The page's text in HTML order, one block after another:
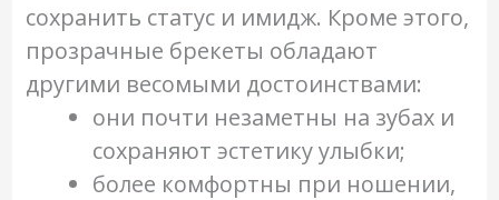
сохранить статус и имидж. Кроме этого,
прозрачные брекеты обладают
другими весомыми достоинствами:
они почти незаметны на зубах и
сохраняют эстетику улыбки;
более комфортны при ношении,